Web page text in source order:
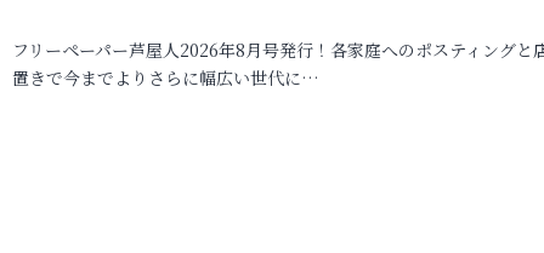
フリーペーパー芦屋人2026年8月号発行！各家庭へのポスティングと
置きで今までよりさらに幅広い世代に…